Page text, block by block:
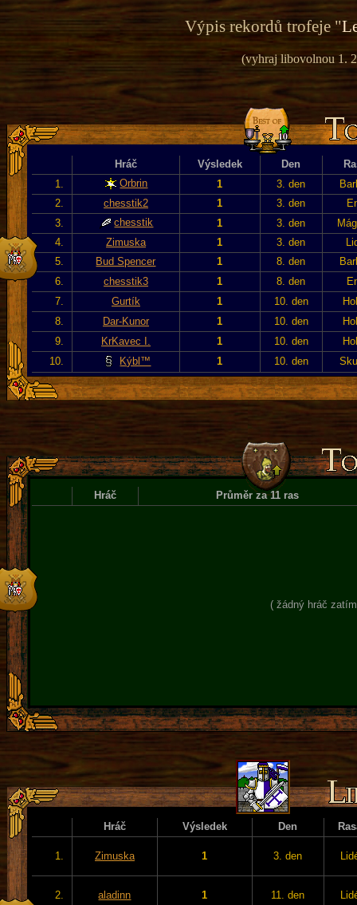
Výpis rekordů trofeje "
(vyhraj libovolnou 1.
Hráč Výsledek Den
1.
Orbrin 1 3. den
2.
chesstik2 1 3. den
3.
chesstik 1 3. den
4.
Zimuska 1 3. den
5.
Bud Spencer 1 8. den
6.
chesstik3 1 8. den
7.
Gurtík 1 10. den
8.
Dar-Kunor 1 10. den
9.
KrKavec I. 1 10. den
10.
Kýbl™ 1 10. den
Hráč Průměr za 11 ras
( žádný hráč
Hráč Výsledek Den
1. Zimuska 1 3. den
2. aladinn 1 11. den